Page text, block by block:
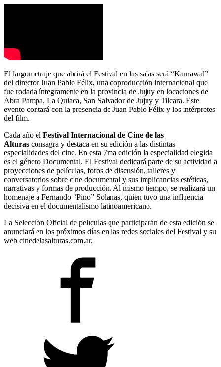
El largometraje que abrirá el Festival en las salas será “Karnawal”
del director Juan Pablo Félix, una coproducción internacional que
fue rodada íntegramente en la provincia de Jujuy en locaciones de
Abra Pampa, La Quiaca, San Salvador de Jujuy y Tilcara. Este
evento contará con la presencia de Juan Pablo Félix y los intérpretes
del film.
Cada año el Festival Internacional de Cine de las
Alturas consagra y destaca en su edición a las distintas
especialidades del cine. En esta 7ma edición la especialidad elegida
es el género Documental. El Festival dedicará parte de su actividad a
proyecciones de películas, foros de discusión, talleres y
conversatorios sobre cine documental y sus implicancias estéticas,
narrativas y formas de producción. Al mismo tiempo, se realizará un
homenaje a Fernando “Pino” Solanas, quien tuvo una influencia
decisiva en el documentalismo latinoamericano.
La Selección Oficial de películas que participarán de esta edición se
anunciará en los próximos días en las redes sociales del Festival y su
web cinedelasalturas.com.ar.